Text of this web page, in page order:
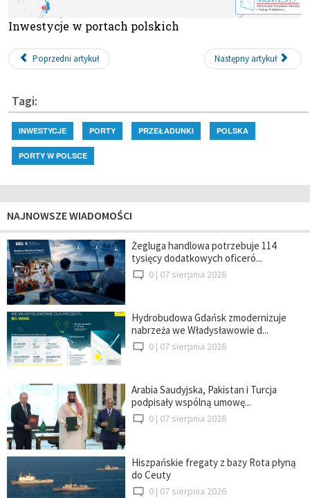
Inwestycje w portach polskich
Poprzedni artykuł Następny artykuł
Tagi:
INWESTYCJE PORTY PRZEŁADUNKI POLSKA
PORTY W POLSCE
NAJNOWSZE WIADOMOŚCI
Żegluga handlowa potrzebuje 114
tysięcy dodatkowych oficeró...
0 | 07 sierpnia 2026
Hydrobudowa Gdańsk zmodernizuje
nabrzeża we Władysławowie d...
0 | 07 sierpnia 2026
Arabia Saudyjska, Pakistan i Turcja
podpisały wspólną umowę...
0 | 07 sierpnia 2026
Hiszpańskie fregaty z bazy Rota płyną
do Ceuty
0 | 07 sierpnia 2026